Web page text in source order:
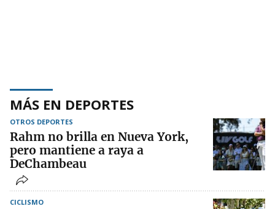
MÁS EN DEPORTES
OTROS DEPORTES
Rahm no brilla en Nueva York,
pero mantiene a raya a
DeChambeau
CICLISMO